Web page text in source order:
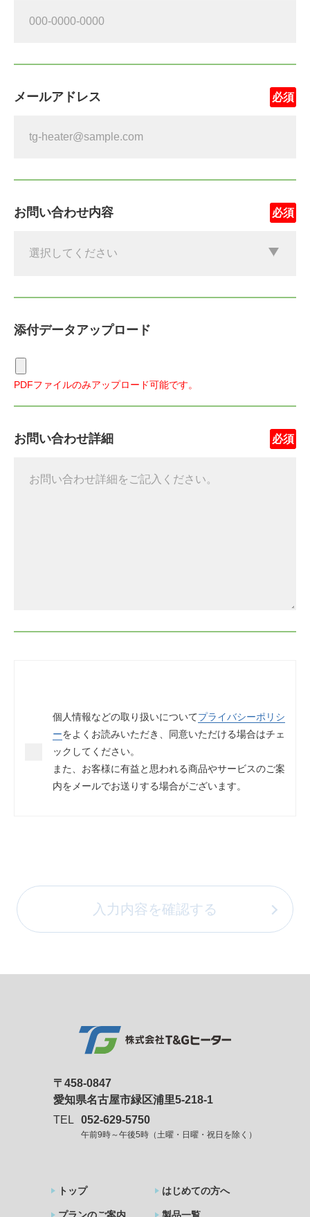
メールアドレス
お問い合わせ内容
添付データアップロード
PDFファイルのみアップロード可能です。
お問い合わせ詳細
個人情報などの取り扱いについてプライバシーポリシ
ーをよくお読みいただき、同意いただける場合はチェ
ックしてください。
また、お客様に有益と思われる商品やサービスのご案
内をメールでお送りする場合がございます。
トップ はじめての方へ
プランのご案内 製品一覧
〒458-0847
愛知県名古屋市緑区浦里5-218-1
TEL
052-629-5750
午前9時～午後5時（土曜・日曜・祝日を除く）